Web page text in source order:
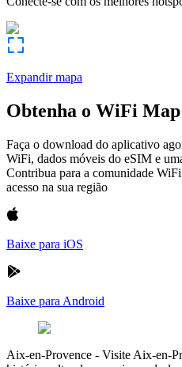
Expandir mapa
Obtenha o WiFi Map
Faça o download do aplicativo
WiFi, dados móveis do eSIM e
Contribua para a comunidade
acesso na sua região
Baixe para iOS
Baixe para Android
Aix-en-Provence - Visite Aix-en-